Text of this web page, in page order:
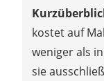
kostet auf
weniger als
sie